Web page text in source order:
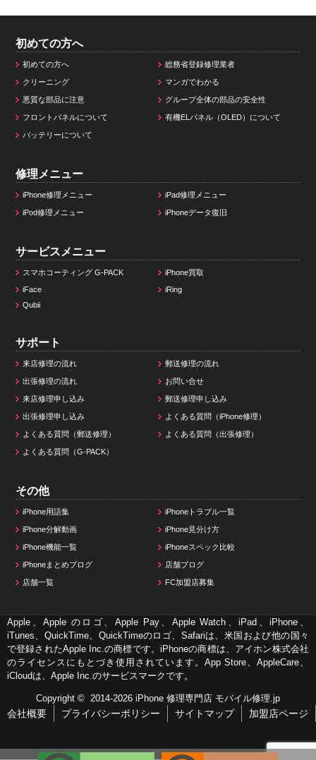
初めての方へ
初めての方へ 総務省登録修理業者
クリーニング マンガでわかる
悪質な部品に注意 グループ全体の部品の安全性
フロントパネルについて 有機ELパネル（OLED）について
バッテリーについて
修理メニュー
iPhone修理メニュー iPad修理メニュー
iPod修理メニュー iPhoneデータ復旧
サービスメニュー
スマホコーティング G-PACK
iPhone買取
iFace
iRing
Qubii
サポート
来店修理の流れ 郵送修理の流れ
出張修理の流れ お問い合せ
来店修理申し込み 郵送修理申し込み
出張修理申し込み よくある質問（iPhone修理）
よくある質問（郵送修理） よくある質問（出張修理）
よくある質問（G-PACK）
その他
iPhone用語集 iPhoneトラブル一覧
iPhone分解動画 iPhone見分け方
iPhone機能一覧 iPhoneスペック比較
iPhoneまとめブログ 店舗ブログ
店舗一覧 FC加盟店募集
Apple、Apple のロゴ、Apple Pay、Apple Watch、iPad、iPhone、
iTunes、QuickTime、QuickTimeのロゴ、Safariは、米国および他の国々
で登録されたApple Inc.の商標です。iPhoneの商標は、アイホン株式会社
のライセンスにもとづき使用されています。App Store、AppleCare、
iCloudは、Apple Inc.のサービスマークです。
Copyright © 2014-2026 iPhone 修理専門店 モバイル修理.jp
会社概要 プライバシーポリシー サイトマップ 加盟店ページ